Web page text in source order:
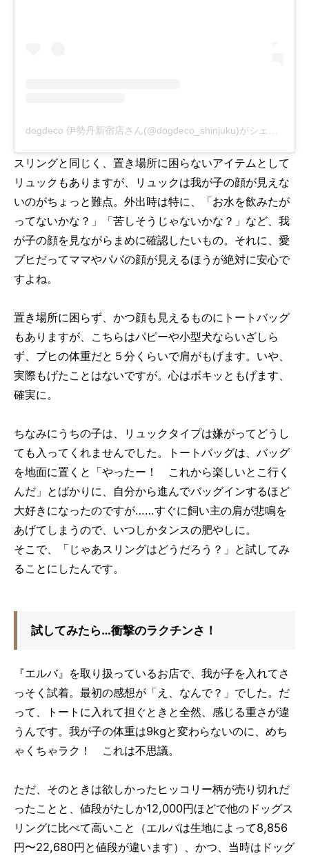
dogdeco 伊勢丹新宿店さん(@dogdeco_shinjuku)がシェアした投稿
スリングと同じく、置き場所に困らないアイテムとして
リュックもありますが、リュックは我が子の顔が見えな
いのがちょっと難点。外出時は特に、「お水を飲みたが
ってないかな？」「苦しそうじゃないかな？」など、我
が子の顔を見ながらまめに確認したいもの。それに、愛
ブヒだってママやパパの顔が見えるほうが絶対に安心で
すよね。
置き場所に困らず、かつ顔も見えるものにトートバッグ
もありますが、こちらはパピーや小型犬ならいざしら
ず、ブヒの体重だと５分くらいで肩がもげます。いや、
実際もげたことはないですが。心はボキッともげます、
確実に。
ちなみにうちの子は、リュックタイプは嫌がってどうし
ても入ってくれませんでした。トートバッグは、バッグ
を地面に置くと「やったー！ これから楽しいとこ行く
んだ」とばかりに、自分から進んでバッグインするほど
大好きになったのですが……すぐに飼い主の肩が悲鳴を
あげてしまうので、いつしかタンスの肥やしに。
そこで、「じゃあスリングはどうだろう？」と試してみ
ることにしたんです。
試してみたら…衝撃のラクチンさ！
『エルバ』を取り扱っているお店で、我が子を入れてさ
っそく試着。最初の感想が「え、なんで？」でした。だ
って、トートに入れて担ぐときと全然、感じる重さが違
うんです。我が子の体重は9kgと変わらないのに、めち
ゃくちゃラク！ これは不思議。
ただ、そのときは欲しかったヒッコリー柄が売り切れだ
ったことと、値段がたしか12,000円ほどで他のドッグス
リングに比べて高いこと（エルバは生地によって8,856
円〜22,680円と値段が違います）、かつ、当時はドッグ